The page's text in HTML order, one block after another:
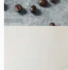
5min
1tk
White